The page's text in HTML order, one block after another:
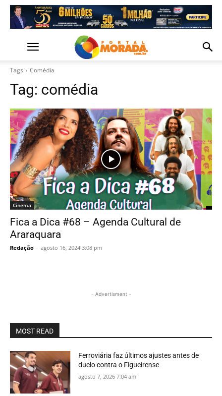
Tags Comédia
Tag: comédia
Cinema
Fica a Dica #68 – Agenda Cultural de
Araraquara
Redação - agosto 16, 2024 3:08 pm
- Advertisment -
MOST READ
Ferroviária faz últimos ajustes antes de
duelo contra o Figueirense
agosto 7, 2026 7:04 am